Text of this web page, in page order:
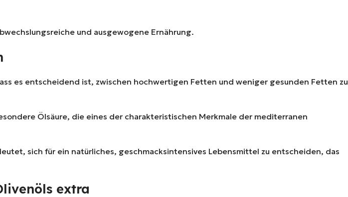
und ausgewogene Ernährung.
es entscheidend ist, zwischen hochwertigen Fetten und weniger gesunden Fetten zu
Ölsäure, die eines der charakteristischen Merkmale der mediterranen
sich für ein natürliches, geschmacksintensives Lebensmittel zu entscheiden, das
extra